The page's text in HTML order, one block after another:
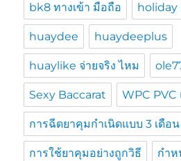
bk8 ทางเข้า มือถือ holiday
huaydee huaydeeplus
huaylike จ่ายจริง ไหม
Sexy Baccarat WPC PVC
การฉีดยาคุมกำเนิดแบบ 3 เดือน
การใช้ยาคุมอย่างถูกวิธี กำห